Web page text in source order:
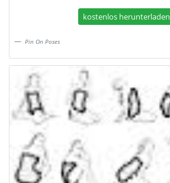
kostenlos herunterladen
Pin On Poses